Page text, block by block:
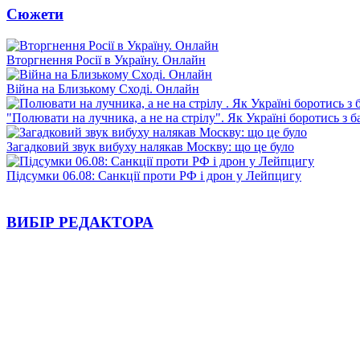
Сюжети
Вторгнення Росії в Україну. Онлайн
Війна на Близькому Сході. Онлайн
"Полювати на лучника, а не на стрілу". Як Україні боротись з
Загадковий звук вибуху налякав Москву: що це було
Підсумки 06.08: Санкції проти РФ і дрон у Лейпцигу
ВИБІР РЕДАКТОРА